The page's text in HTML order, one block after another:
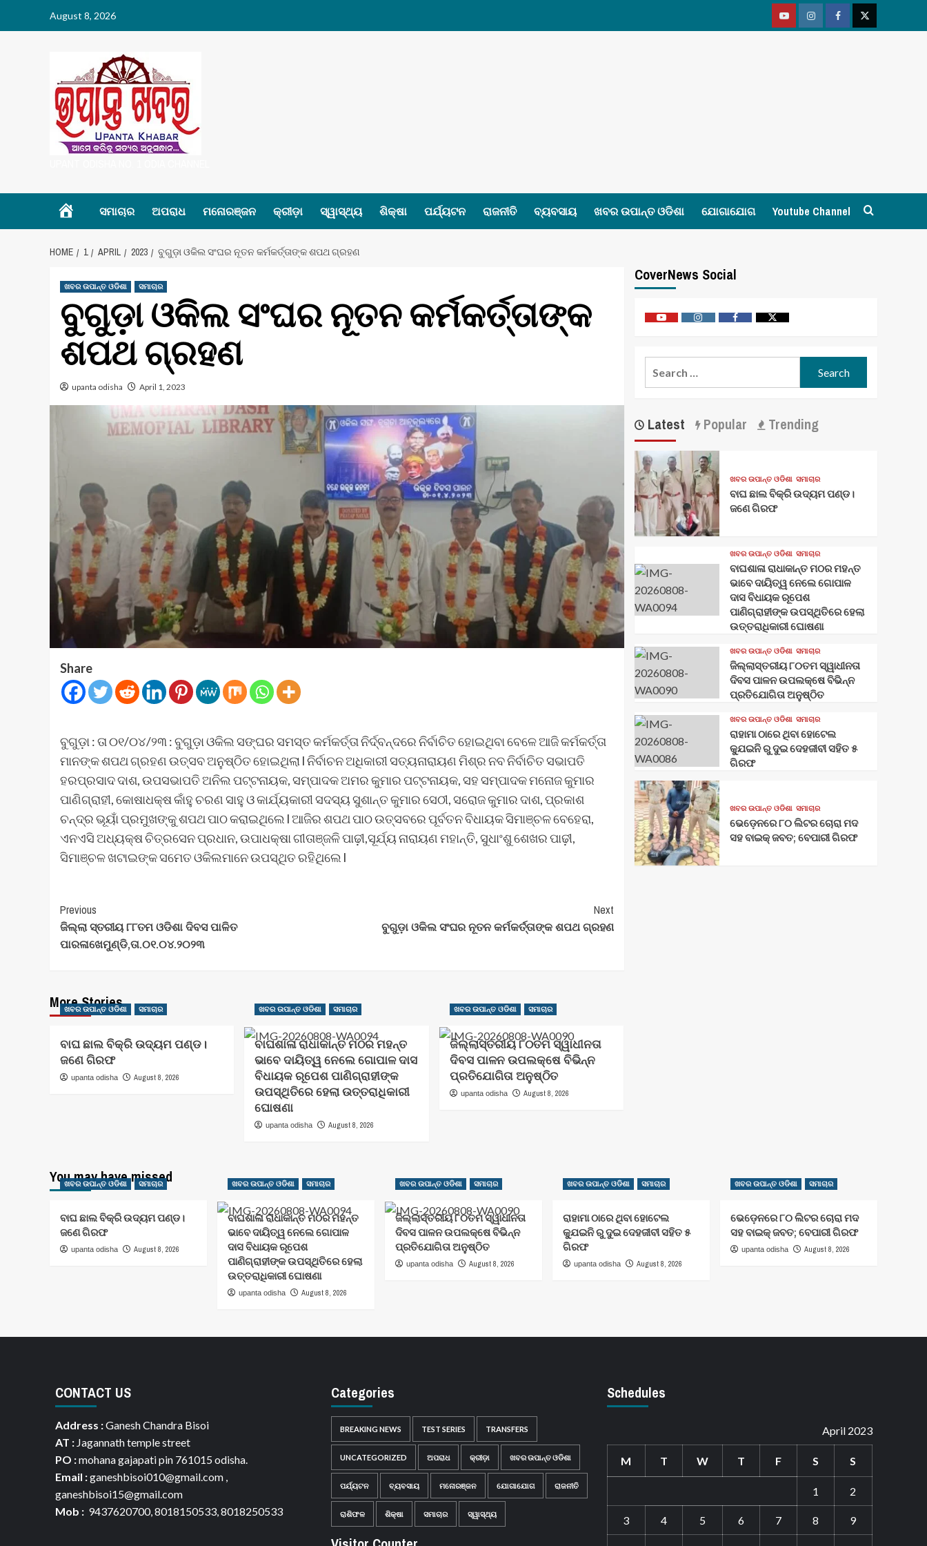
August 8, 2026
YoutubeVimeoFacebookTwitter
Homeସମାଚାର ଅପରାଧ ମନୋରଞ୍ଜନ କ୍ରୀଡ଼ା ସ୍ୱାସ୍ଥ୍ୟ ଶିକ୍ଷା ପର୍ଯ୍ୟଟନ ରାଜନୀତି ବ୍ୟବସାୟ ଖବର ଉପାନ୍ତ ଓଡିଶା ଯୋଗାଯୋଗ Youtube Channel
HOME 1 APRIL 2023 ବୁଗୁଡ଼ା ଓକିଲ ସଂଘର ନୂତନ କର୍ମକର୍ତ୍ତାଙ୍କ ଶପଥ ଗ୍ରହଣ
ଖବର ଉପାନ୍ତ ଓଡିଶା ସମାଚାର
ବୁଗୁଡ଼ା ଓକିଲ ସଂଘର ନୂତନ କର୍ମକର୍ତ୍ତାଙ୍କ
ଶପଥ ଗ୍ରହଣ
upanta odisha April 1, 2023
Share
ବୁଗୁଡ଼ା : ତା ୦୧/୦୪/୨୩ : ବୁଗୁଡ଼ା ଓକିଲ ସଙ୍ଘର ସମସ୍ତ କର୍ମକର୍ତ୍ତା ନିର୍ଦ୍ବନ୍ଦରେ ନିର୍ବାଚିତ ହୋଇଥିବା ବେଳେ ଆଜି କର୍ମକର୍ତ୍ତା
ମାନଙ୍କ ଶପଥ ଗ୍ରହଣ ଉତ୍ସବ ଅନୁଷ୍ଠିତ ହୋଇଥିଲା l ନିର୍ବାଚନ ଅଧିକାରୀ ସତ୍ୟନାରାୟଣ ମିଶ୍ର ନବ ନିର୍ବାଚିତ ସଭାପତି
ହରପ୍ରସାଦ ଦାଶ, ଉପସଭାପତି ଅନିଲ ପଟ୍ଟନାୟକ, ସମ୍ପାଦକ ଅମର କୁମାର ପଟ୍ଟନାୟକ, ସହ ସମ୍ପାଦକ ମନୋଜ କୁମାର
ପାଣିଗ୍ରାହୀ, କୋଷାଧକ୍ଷ କାଁହୁ ଚରଣ ସାହୁ ଓ କାର୍ଯ୍ୟକାରୀ ସଦସ୍ୟ ସୁଶାନ୍ତ କୁମାର ସେଠୀ, ସରୋଜ କୁମାର ଦାଶ, ପ୍ରକାଶ
ଚନ୍ଦ୍ର ଭୂୟାଁ ପ୍ରମୁଖଙ୍କୁ ଶପଥ ପାଠ କରାଇଥିଲେ l ଆଜିର ଶପଥ ପାଠ ଉତ୍ସବରେ ପୂର୍ବତନ ବିଧାୟକ ସିମାଞ୍ଚଳ ବେହେରା,
ଏନଏସି ଅଧ୍ୟକ୍ଷ ଚିତ୍ରସେନ ପ୍ରଧାନ, ଉପାଧକ୍ଷା ଗୀତାଞ୍ଜଳି ପାଢ଼ୀ,ସୂର୍ଯ୍ୟ ନାରାୟଣ ମହାନ୍ତି, ସୁଧାଂଶୁ ଶେଖର ପାଢ଼ୀ,
ସିମାଞ୍ଚଳ ଖଟାଇଙ୍କ ସମେତ ଓକିଲମାନେ ଉପସ୍ଥିତ ରହିଥିଲେ l
Post
Navigation
Previous
ଜିଲ୍ଲା ସ୍ତରୀୟ ୮୮ତମ ଓଡିଶା ଦିବସ ପାଳିତ
ପାରଳାଖେମୁଣ୍ଡି,ତା.୦୧.୦୪.୨୦୨୩
Next
ବୁଗୁଡ଼ା ଓକିଲ ସଂଘର ନୂତନ କର୍ମକର୍ତ୍ତାଙ୍କ ଶପଥ ଗ୍ରହଣ
More Stories
ଖବର ଉପାନ୍ତ ଓଡିଶା ସମାଚାର
ବାଘ ଛାଲ ବିକ୍ରି ଉଦ୍ୟମ ପଣ୍ଡ।
ଜଣେ ଗିରଫ
upanta odisha August 8, 2026
ଖବର ଉପାନ୍ତ ଓଡିଶା ସମାଚାର
ବାଘଶାଳା ରାଧାକାନ୍ତ ମଠର ମହନ୍ତ
ଭାବେ ଦାୟିତ୍ୱ ନେଲେ ଗୋପାଳ ଦାସ
ବିଧାୟକ ରୂପେଶ ପାଣିଗ୍ରାହୀଙ୍କ
ଉପସ୍ଥିତିରେ ହେଲା ଉତ୍ତରାଧିକାରୀ
ଘୋଷଣା
upanta odisha August 8, 2026
ଖବର ଉପାନ୍ତ ଓଡିଶା ସମାଚାର
ଜିଲ୍ଲାସ୍ତରୀୟ ୮୦ତମ ସ୍ୱାଧୀନତା
ଦିବସ ପାଳନ ଉପଲକ୍ଷେ ବିଭିନ୍ନ
ପ୍ରତିଯୋଗିତା ଅନୁଷ୍ଠିତ
upanta odisha August 8, 2026
CoverNews Social
YoutubeVimeo FacebookTwitter
Latest Popular Trending
ଖବର ଉପାନ୍ତ ଓଡିଶା ସମାଚାର
ବାଘ ଛାଲ ବିକ୍ରି ଉଦ୍ୟମ ପଣ୍ଡ।
ଜଣେ ଗିରଫ
ଖବର ଉପାନ୍ତ ଓଡିଶା ସମାଚାର
ବାଘଶାଳା ରାଧାକାନ୍ତ ମଠର ମହନ୍ତ
ଭାବେ ଦାୟିତ୍ୱ ନେଲେ ଗୋପାଳ
ଦାସ ବିଧାୟକ ରୂପେଶ
ପାଣିଗ୍ରାହୀଙ୍କ ଉପସ୍ଥିତିରେ ହେଲା
ଉତ୍ତରାଧିକାରୀ ଘୋଷଣା
ଖବର ଉପାନ୍ତ ଓଡିଶା ସମାଚାର
ଜିଲ୍ଲାସ୍ତରୀୟ ୮୦ତମ ସ୍ୱାଧୀନତା
ଦିବସ ପାଳନ ଉପଲକ୍ଷେ ବିଭିନ୍ନ
ପ୍ରତିଯୋଗିତା ଅନୁଷ୍ଠିତ
ଖବର ଉପାନ୍ତ ଓଡିଶା ସମାଚାର
ରାହାମା ଠାରେ ଥିବା ହୋଟେଲ
କ୍ଯୁଇନି ରୁ ଦୁଇ ଦେହଜୀବୀ ସହିତ ୫
ଗିରଫ
ଖବର ଉପାନ୍ତ ଓଡିଶା ସମାଚାର
ଭେଡ଼େନରେ ୮୦ ଲିଟର ଚୋରା ମଦ
ସହ ବାଇକ୍ ଜବତ; ବେପାରୀ ଗିରଫ
You may have missed
ଖବର ଉପାନ୍ତ ଓଡିଶା ସମାଚାର
ବାଘ ଛାଲ ବିକ୍ରି ଉଦ୍ୟମ ପଣ୍ଡ।
ଜଣେ ଗିରଫ
upanta odisha August 8, 2026
ଖବର ଉପାନ୍ତ ଓଡିଶା ସମାଚାର
ବାଘଶାଳା ରାଧାକାନ୍ତ ମଠର ମହନ୍ତ
ଭାବେ ଦାୟିତ୍ୱ ନେଲେ ଗୋପାଳ
ଦାସ ବିଧାୟକ ରୂପେଶ
ପାଣିଗ୍ରାହୀଙ୍କ ଉପସ୍ଥିତିରେ ହେଲା
ଉତ୍ତରାଧିକାରୀ ଘୋଷଣା
upanta odisha August 8, 2026
ଖବର ଉପାନ୍ତ ଓଡିଶା ସମାଚାର
ଜିଲ୍ଲାସ୍ତରୀୟ ୮୦ତମ ସ୍ୱାଧୀନତା
ଦିବସ ପାଳନ ଉପଲକ୍ଷେ ବିଭିନ୍ନ
ପ୍ରତିଯୋଗିତା ଅନୁଷ୍ଠିତ
upanta odisha August 8, 2026
ଖବର ଉପାନ୍ତ ଓଡିଶା ସମାଚାର
ରାହାମା ଠାରେ ଥିବା ହୋଟେଲ
କ୍ଯୁଇନି ରୁ ଦୁଇ ଦେହଜୀବୀ ସହିତ ୫
ଗିରଫ
upanta odisha August 8, 2026
ଖବର ଉପାନ୍ତ ଓଡିଶା ସମାଚାର
ଭେଡ଼େନରେ ୮୦ ଲିଟର ଚୋରା ମଦ
ସହ ବାଇକ୍ ଜବତ; ବେପାରୀ ଗିରଫ
upanta odisha August 8, 2026
CONTACT US
Address :Ganesh Chandra Bisoi
AT :Jagannath temple street
PO :mohana gajapati pin 761015 odisha.
Email :ganeshbisoi010@gmail.com ,
ganeshbisoi15@gmail.com
Mob :9437620700, 8018150533, 8018250533
Categories
BREAKING NEWS TEST SERIES TRANSFERS
UNCATEGORIZED ଅପରାଧ କ୍ରୀଡ଼ା ଖବର ଉପାନ୍ତ ଓଡିଶା
ପର୍ଯ୍ୟଟନ ବ୍ୟବସାୟ ମନୋରଞ୍ଜନ ଯୋଗାଯୋଗ ରାଜନୀତି
ରାଶିଫଳ ଶିକ୍ଷା ସମାଚାର ସ୍ୱାସ୍ଥ୍ୟ
Schedules
April 2023
M T W T F S S
1 2
3 4 5 6 7 8 9